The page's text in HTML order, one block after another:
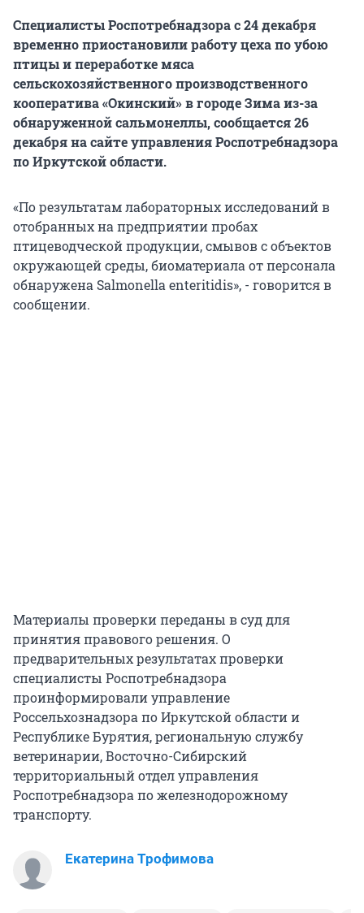
Специалисты Роспотребнадзора с 24 декабря
временно приостановили работу цеха по убою
птицы и переработке мяса
сельскохозяйственного производственного
кооператива «Окинский» в городе Зима из-за
обнаруженной сальмонеллы, сообщается 26
декабря на сайте управления Роспотребнадзора
по Иркутской области.
«По результатам лабораторных исследований в
отобранных на предприятии пробах
птицеводческой продукции, смывов с объектов
окружающей среды, биоматериала от персонала
обнаружена Salmonella enteritidis», - говорится в
сообщении.
Материалы проверки переданы в суд для
принятия правового решения. О
предварительных результатах проверки
специалисты Роспотребнадзора
проинформировали управление
Россельхознадзора по Иркутской области и
Республике Бурятия, региональную службу
ветеринарии, Восточно-Сибирский
территориальный отдел управления
Роспотребнадзора по железнодорожному
транспорту.
Екатерина Трофимова